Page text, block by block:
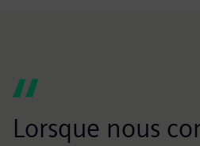
Lorsque nous